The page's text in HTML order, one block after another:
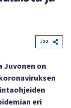
Jaa
Juvonen on
eri